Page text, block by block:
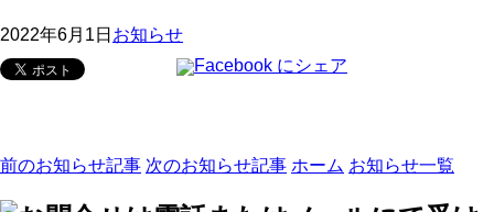
2022年6月1日 お知らせ
前のお知らせ記事 次のお知らせ記事 ホーム お知らせ一覧